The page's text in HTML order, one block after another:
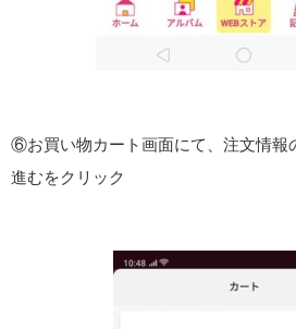
⑥お買い物カート画面にて、注文情報
進むをクリック